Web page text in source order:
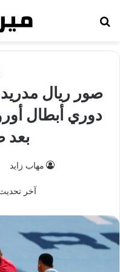
صور ريال
دوري أبطال
بعد
مهاب زايد
آخر تحديث: 16 يونيو،